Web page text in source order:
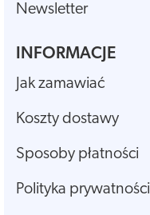
Newsletter
INFORMACJE
Jak zamawiać
Koszty dostawy
Sposoby płatności
Polityka prywatności